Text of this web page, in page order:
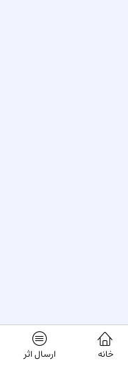
خانه ارسال اثر